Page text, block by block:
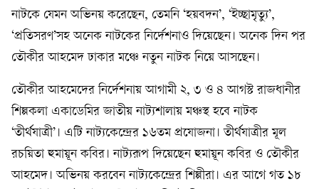
নাটকে যেমন অভিনয় করেছেন, তেমনি ‘হয়বদন’, ‘ইচ্ছামৃত্যু’,
‘প্রতিসরণ’সহ অনেক নাটকের নির্দেশনাও দিয়েছেন। অনেক দিন পর
তৌকীর আহমেদ ঢাকার মঞ্চে নতুন নাটক নিয়ে আসছেন।
তৌকীর আহমেদের নির্দেশনায় আগামী ২, ৩ ও ৪ আগস্ট রাজধানীর
শিল্পকলা একাডেমির জাতীয় নাট্যশালায় মঞ্চস্থ হবে নাটক
‘তীর্থযাত্রী’। এটি নাট্যকেন্দ্রের ১৬তম প্রযোজনা। তীর্থযাত্রীর মূল
রচয়িতা হুমায়ূন কবির। নাট্যরূপ দিয়েছেন হুমায়ূন কবির ও তৌকীর
আহমেদ। অভিনয় করবেন নাট্যকেন্দ্রের শিল্পীরা। এর আগে গত ১৮